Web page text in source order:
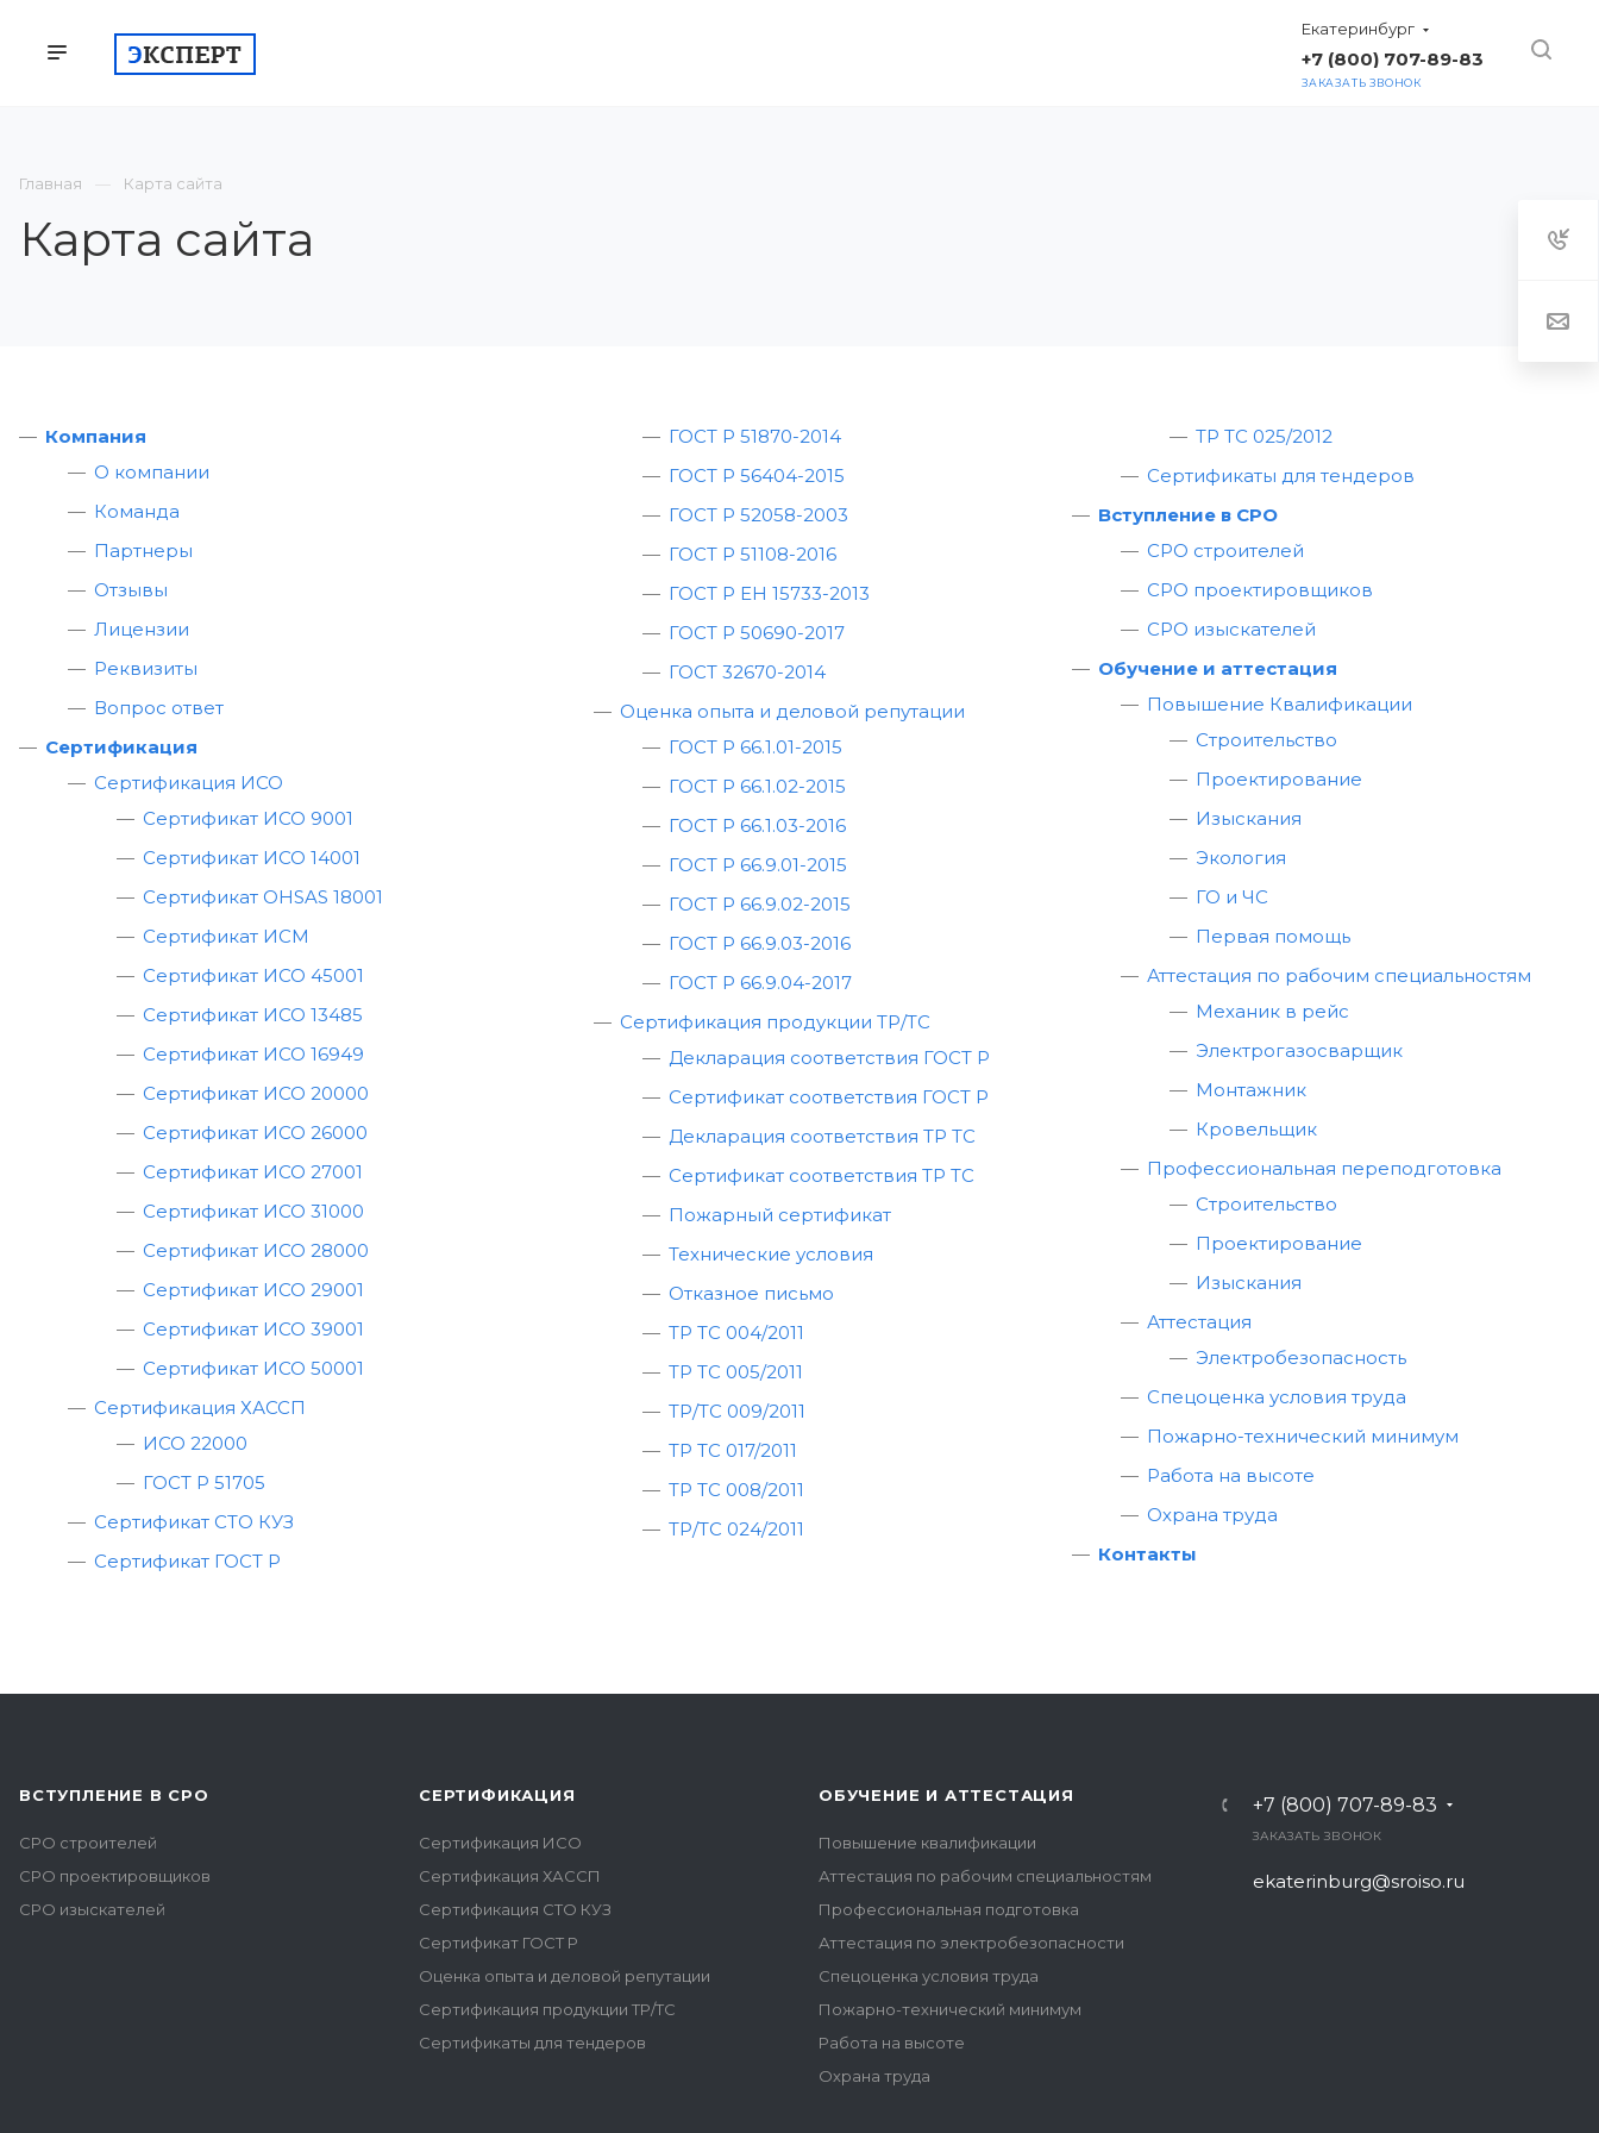
Екатеринбург
+7 (800) 707-89-83
ЗАКАЗАТЬ ЗВОНОК
Главная
Карта сайта
Карта сайта
Компания
О компании
Команда
Партнеры
Отзывы
Лицензии
Реквизиты
Вопрос ответ
Сертификация
Сертификация ИСО
Сертификат ИСО 9001
Сертификат ИСО 14001
Сертификат OHSAS 18001
Сертификат ИСМ
Сертификат ИСО 45001
Сертификат ИСО 13485
Сертификат ИСО 16949
Сертификат ИСО 20000
Сертификат ИСО 26000
Сертификат ИСО 27001
Сертификат ИСО 31000
Сертификат ИСО 28000
Сертификат ИСО 29001
Сертификат ИСО 39001
Сертификат ИСО 50001
Сертификация ХАССП
ИСО 22000
ГОСТ Р 51705
Сертификат СТО КУЗ
Сертификат ГОСТ Р
ГОСТ Р 51870-2014
ГОСТ Р 56404-2015
ГОСТ Р 52058-2003
ГОСТ Р 51108-2016
ГОСТ Р ЕН 15733-2013
ГОСТ Р 50690-2017
ГОСТ 32670-2014
Оценка опыта и деловой репутации
ГОСТ Р 66.1.01-2015
ГОСТ Р 66.1.02-2015
ГОСТ Р 66.1.03-2016
ГОСТ Р 66.9.01-2015
ГОСТ Р 66.9.02-2015
ГОСТ Р 66.9.03-2016
ГОСТ Р 66.9.04-2017
Сертификация продукции ТР/ТС
Декларация соответствия ГОСТ Р
Сертификат соответствия ГОСТ Р
Декларация соответствия ТР ТС
Сертификат соответствия ТР ТС
Пожарный сертификат
Технические условия
Отказное письмо
ТР ТС 004/2011
ТР ТС 005/2011
ТР/ТС 009/2011
ТР ТС 017/2011
ТР ТС 008/2011
ТР/ТС 024/2011
ТР ТС 025/2012
Сертификаты для тендеров
Вступление в СРО
СРО строителей
СРО проектировщиков
СРО изыскателей
Обучение и аттестация
Повышение Квалификации
Строительство
Проектирование
Изыскания
Экология
ГО и ЧС
Первая помощь
Аттестация по рабочим специальностям
Механик в рейс
Электрогазосварщик
Монтажник
Кровельщик
Профессиональная переподготовка
Строительство
Проектирование
Изыскания
Аттестация
Электробезопасность
Спецоценка условия труда
Пожарно-технический минимум
Работа на высоте
Охрана труда
Контакты
ВСТУПЛЕНИЕ В СРО
СРО строителей
СРО проектировщиков
СРО изыскателей
СЕРТИФИКАЦИЯ
Сертификация ИСО
Сертификация ХАССП
Сертификация СТО КУЗ
Сертификат ГОСТ Р
Оценка опыта и деловой репутации
Сертификация продукции ТР/ТС
Сертификаты для тендеров
ОБУЧЕНИЕ И АТТЕСТАЦИЯ
Повышение квалификации
Аттестация по рабочим специальностям
Профессиональная подготовка
Аттестация по электробезопасности
Спецоценка условия труда
Пожарно-технический минимум
Работа на высоте
Охрана труда
+7 (800) 707-89-83
ЗАКАЗАТЬ ЗВОНОК
ekaterinburg@sroiso.ru